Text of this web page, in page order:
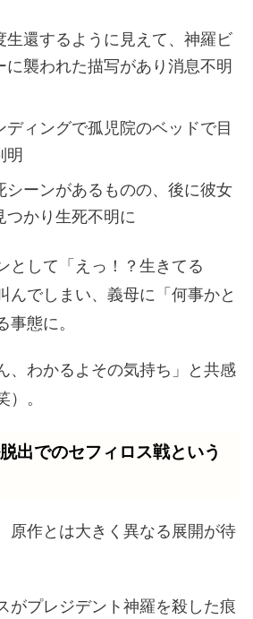
生還するように見えて、神羅ビ
に襲われた描写があり消息不明
ディングで孤児院のベッドで目
明
シーンがあるものの、後に彼女
つかり生死不明に
として「えっ！？生きてる
んでしまい、義母に「何事かと
事態に。
、わかるよその気持ち」と共感
）。
出でのセフィロス戦という
原作とは大きく異なる展開が待
がプレジデント神羅を殺した痕